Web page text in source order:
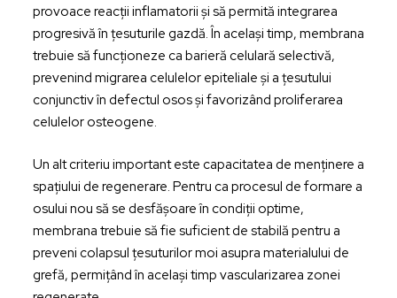
provoace reacții inflamatorii și să permită integrarea
progresivă în țesuturile gazdă. În același timp, membrana
trebuie să funcționeze ca barieră celulară selectivă,
prevenind migrarea celulelor epiteliale și a țesutului
conjunctiv în defectul osos și favorizând proliferarea
celulelor osteogene.
Un alt criteriu important este capacitatea de menținere a
spațiului de regenerare. Pentru ca procesul de formare a
osului nou să se desfășoare în condiții optime,
membrana trebuie să fie suficient de stabilă pentru a
preveni colapsul țesuturilor moi asupra materialului de
grefă, permițând în același timp vascularizarea zonei